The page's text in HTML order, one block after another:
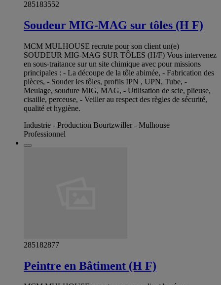
285183552
Soudeur MIG-MAG sur tôles (H F)
MCM MULHOUSE recrute pour son client un(e)
SOUDEUR MIG-MAG SUR TÔLES (H/F) Vous intervenez
en sous-traitance sur un site chimique avec pour missions
principales : - La découpe de la tôle abimée, - Fabrication des
pièces, - Souder les tôles, profils IPN , UPN, Tube, -
Meulage, soudure MIG, MAG, - Utilisation de scie, plieuse,
cisaille, perceuse, - Veiller au respect des règles de sécurité,
qualité et hygiène.
Industrie - Production Bourtzwiller - Mulhouse
Professionnel
285182877
Peintre en Bâtiment (H F)